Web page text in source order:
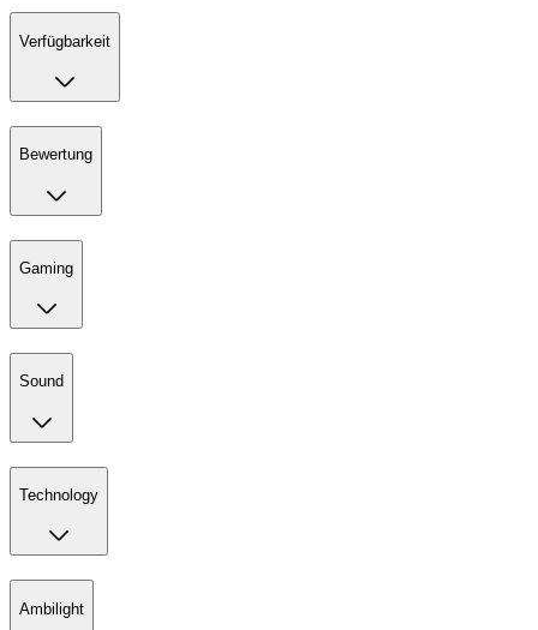
Verfügbarkeit
Bewertung
Gaming
Sound
Technology
Ambilight